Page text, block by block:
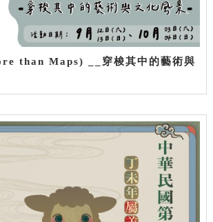
than Maps) __穿梭其中的藝術與